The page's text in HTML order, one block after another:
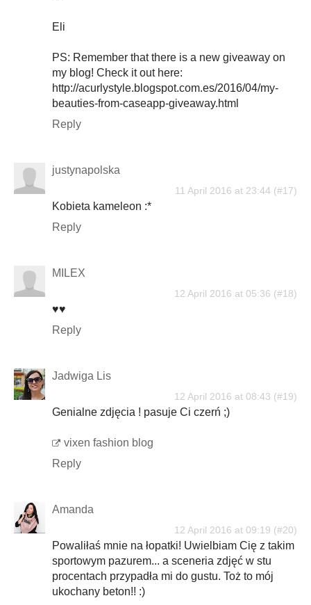
Eli
PS: Remember that there is a new giveaway on
my blog! Check it out here:
http://acurlystyle.blogspot.com.es/2016/04/my-
beauties-from-caseapp-giveaway.html
Reply
justynapolska
11 April 2016 at 23:44
Kobieta kameleon :*
Reply
MILEX
12 April 2016 at 05:36
♥♥
Reply
Jadwiga Lis
12 April 2016 at 08:43
Genialne zdjęcia ! pasuje Ci czerń ;)
vixen fashion blog
Reply
Amanda
12 April 2016 at 09:19
Powaliłaś mnie na łopatki! Uwielbiam Cię z takim
sportowym pazurem... a sceneria zdjęć w stu
procentach przypadła mi do gustu. Toż to mój
ukochany beton!! :)